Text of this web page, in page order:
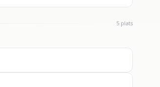
5 plats